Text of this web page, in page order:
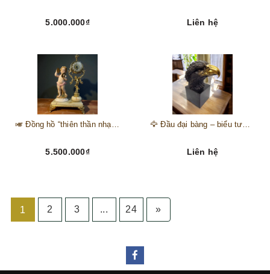
5.000.000₫ Liên hệ
🎺 Đồng hồ “thiên thần nhạc hội” – tuyệt mỹ phẩm trang trí phong cách hoàng gia 🎼
5.500.000₫
🦅 Đầu đại bàng – biểu tượng của kẻ chinh phục trên đỉnh núi thành công 🦅
Liên hệ
1 2 3 ... 24 »